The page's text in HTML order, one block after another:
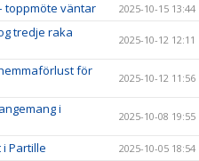
toppmöte väntar 2025-10-15 13:44
tredje raka
2025-10-12 12:11
för
2025-10-12 11:56
i
2025-10-08 19:55
Partille 2025-10-05 18:54